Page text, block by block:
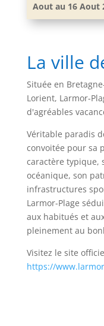
Aout au 16 Aout
La ville
Située en
Lorient, Larmor-
d'agréables
Véritable paradis
convoitée pour sa
caractère typique,
océanique, son
infrastructures
Larmor-Plage
aux habitués et
pleinement au
Visitez le site
https://